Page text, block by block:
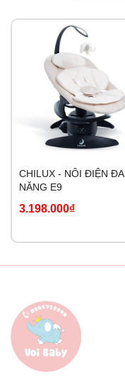
CHILUX - NÔI ĐIỆN ĐA
NĂNG E9
3.198.000₫